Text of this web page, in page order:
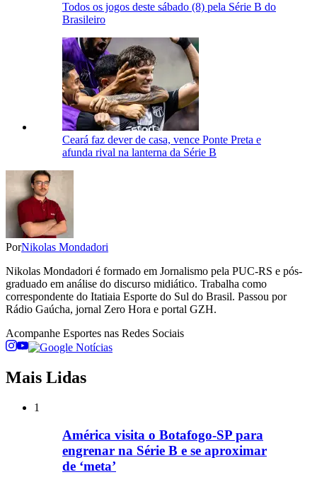
Todos os jogos deste sábado (8) pela Série B do
Brasileiro
Ceará faz dever de casa, vence Ponte Preta e
afunda rival na lanterna da Série B
PorNikolas Mondadori
Nikolas Mondadori é formado em Jornalismo pela PUC-RS e pós-
graduado em análise do discurso midiático. Trabalha como
correspondente do Itatiaia Esporte do Sul do Brasil. Passou por
Rádio Gaúcha, jornal Zero Hora e portal GZH.
Acompanhe Esportes nas Redes Sociais
Mais Lidas
1
América visita o Botafogo-SP para
engrenar na Série B e se aproximar
de ‘meta’